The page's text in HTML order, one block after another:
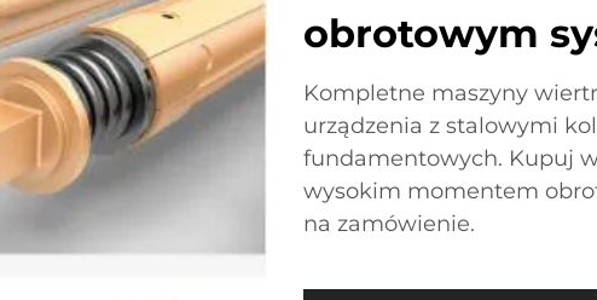
obrotowym
Kompletne maszyny
urządzenia z stalowymi
fundamentowych. Kupuj
wysokim momentem
na zamówienie.